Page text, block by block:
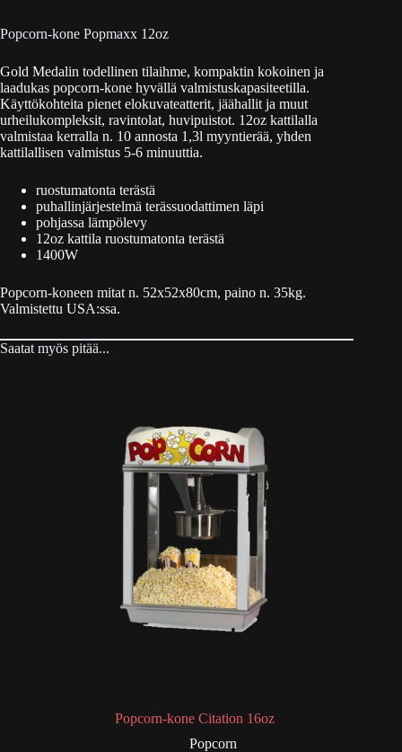
Popcorn-kone Popmaxx 12oz
Gold Medalin todellinen tilaihme, kompaktin kokoinen ja
laadukas popcorn-kone hyvällä valmistuskapasiteetilla.
Käyttökohteita pienet elokuvateatterit, jäähallit ja muut
urheilukompleksit, ravintolat, huvipuistot. 12oz kattilalla
valmistaa kerralla n. 10 annosta 1,3l myyntierää, yhden
kattilallisen valmistus 5-6 minuuttia.
ruostumatonta terästä
puhallinjärjestelmä terässuodattimen läpi
pohjassa lämpölevy
12oz kattila ruostumatonta terästä
1400W
Popcorn-koneen mitat n. 52x52x80cm, paino n. 35kg.
Valmistettu USA:ssa.
Saatat myös pitää...
Popcorn-kone Citation 16oz
Popcorn